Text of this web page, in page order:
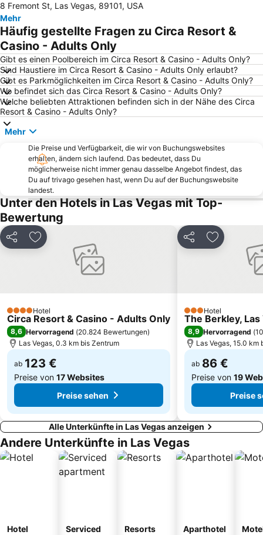
Rio Las Vegas
Hard Rock Café Las Vegas Strip
Lake Las Vegas
Mandalay Bay Theater
The Colosseum at Caesars Palace
Sahara Paradise Plaza
Stratosphere Tower Las Vegas
Wynn Esplanade shops
South Point Showroom
Summerlin
Eiffel Tower
AEE - ADULT ENTERTAINMENT EXPO
West Wind Las Vegas 5 Drive-In
Flamingo Showroom
Buca di Beppo - Excalibur
Las Vegas South Premium Outlets
Gondelfahrt im Venetian
Paradise
Green Valley
INTERNATIONAL CES
T-Mobile Arena
Henderson Executive Airport
The D Las Vegas
Stratosphere Theater
Harrah's Showroom
Atomic Testing
SHOT SHOW
M&M's World Las Vegas
Old Las Vegas Mormon Fort State Historic Park
Station Casino
8 Fremont St, Las Vegas, 89101, USA
Mehr
Häufig gestellte Fragen zu Circa Resort &
Casino - Adults Only
Gibt es einen Poolbereich im Circa Resort & Casino - Adults Only?
Sind Haustiere im Circa Resort & Casino - Adults Only erlaubt?
Gibt es Parkmöglichkeiten im Circa Resort & Casino - Adults Only?
Wo befindet sich das Circa Resort & Casino - Adults Only?
Welche beliebten Attraktionen befinden sich in der Nähe des Circa
Resort & Casino - Adults Only?
Mehr
Die Preise und Verfügbarkeit, die wir von Buchungswebsites
erhalten, ändern sich laufend. Das bedeutet, dass Du
möglicherweise nicht immer genau dasselbe Angebot findest, das
Du auf trivago gesehen hast, wenn Du auf der Buchungswebsite
landest.
Unter den Hotels in Las Vegas mit Top-
Bewertung
Teilen Zu Favoriten hinzufügen
4 SterneHotel
Circa Resort & Casino - Adults Only
8,6 Hervorragend (20.824 Bewertungen)
Las Vegas, 0.3 km bis Zentrum
ab 123 €
Preise von 17 Websites
Preise sehen
Teilen Zu
3 Sterne
Hotel
The Berkley, Las
8,9 Hervorragend (
Las Vegas, 15.0 km
ab 86 €
Preise von 19
Preise
Alle Unterkünfte in Las Vegas anzeigen
Andere Unterkünfte in Las Vegas
Hotel
Serviced
Resorts Aparthotel